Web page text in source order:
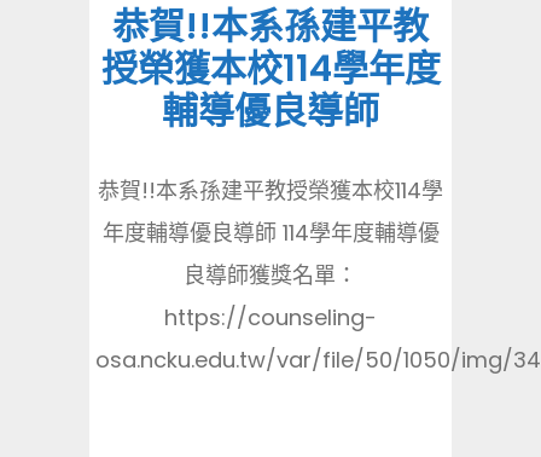
恭賀!!本系孫建平教
授榮獲本校114學年度
輔導優良導師
恭賀!!本系孫建平教授榮獲本校114學
年度輔導優良導師 114學年度輔導優
良導師獲獎名單：
https://counseling-
osa.ncku.edu.tw/var/file/50/1050/img/